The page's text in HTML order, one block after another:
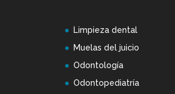
Limpieza dental
Muelas del juicio
Odontología
Odontopediatría